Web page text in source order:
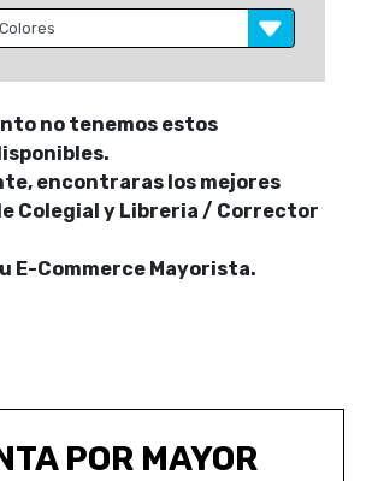
no tenemos estos
encontraras los mejores
Colegial y Libreria / Corrector
E-Commerce Mayorista.
POR MAYOR